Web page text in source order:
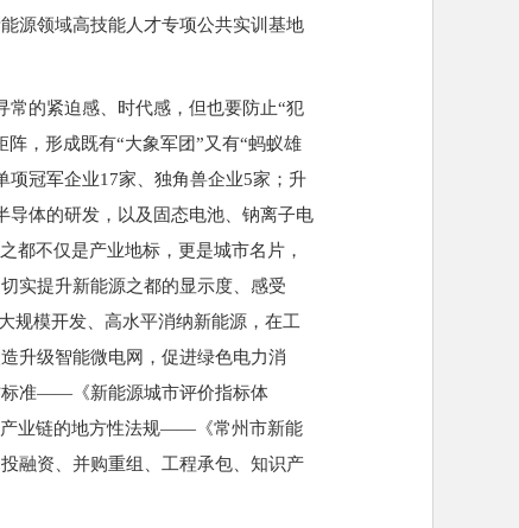
源领域高技能人才专项公共实训基地
的紧迫感、时代感，但也要防止“犯
，形成既有“大象军团”又有“蚂蚁雄
项冠军企业17家、独角兽企业5家；升
导体的研发，以及固态电池、钠离子电
都不仅是产业地标，更是城市名片，
实提升新能源之都的显示度、感受
规模开发、高水平消纳新能源，在工
升级智能微电网，促进绿色电力消
标准——《新能源城市评价指标体
产业链的地方性法规——《常州市新能
融资、并购重组、工程承包、知识产